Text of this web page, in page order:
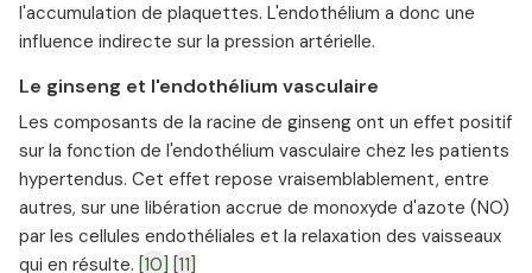
l'accumulation de plaquettes. L'endothélium a donc une
influence indirecte sur la pression artérielle.
Le ginseng et l'endothélium vasculaire
Les composants de la racine de ginseng ont un effet positif
sur la fonction de l'endothélium vasculaire chez les patients
hypertendus. Cet effet repose vraisemblablement, entre
autres, sur une libération accrue de monoxyde d'azote (NO)
par les cellules endothéliales et la relaxation des vaisseaux
qui en résulte. [10] [11]